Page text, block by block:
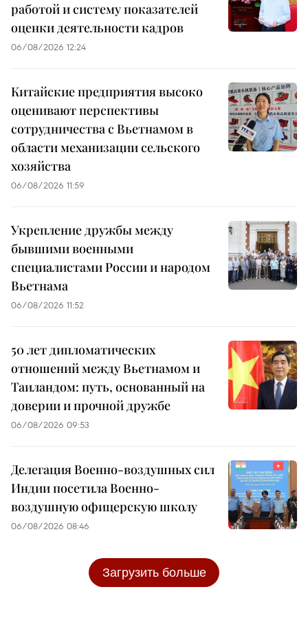
работой и систему показателей
оценки деятельности кадров
06/08/2026 12:24
Китайские предприятия высоко
оценивают перспективы
сотрудничества с Вьетнамом в
области механизации сельского
хозяйства
06/08/2026 11:59
Укрепление дружбы между
бывшими военными
специалистами России и народом
Вьетнама
06/08/2026 11:52
50 лет дипломатических
отношений между Вьетнамом и
Таиландом: путь, основанный на
доверии и прочной дружбе
06/08/2026 09:53
Делегация Военно-воздушных сил
Индии посетила Военно-
воздушную офицерскую школу
06/08/2026 08:46
Загрузить больше